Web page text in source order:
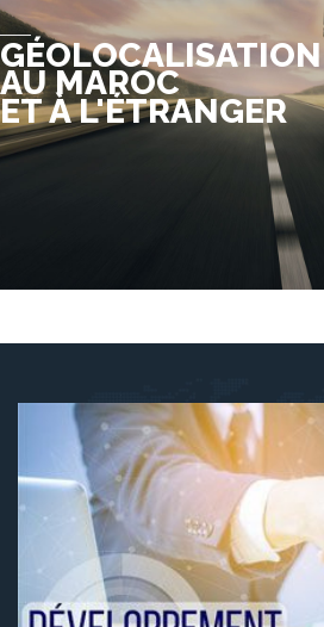
ET À L'ÉTRANGER
AU MAROC
GÉOLOCALISATION